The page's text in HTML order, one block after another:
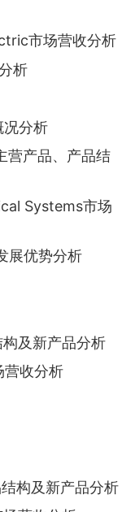
市场营收分析
析
况分析
营产品、产品结
Systems市场
展优势分析
及新产品分析
收分析
构及新产品分析